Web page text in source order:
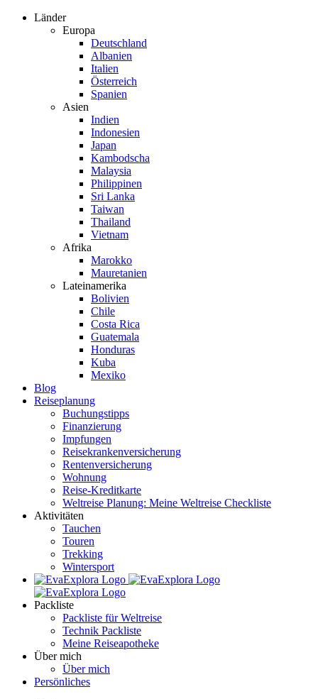
Zum
Länder
Europa
Deutschland
Albanien
Italien
Österreich
Spanien
Asien
Indien
Indonesien
Japan
Kambodscha
Malaysia
Philippinen
Sri Lanka
Taiwan
Thailand
Vietnam
Afrika
Marokko
Mauretanien
Lateinamerika
Bolivien
Chile
Costa Rica
Guatemala
Honduras
Kuba
Mexiko
Blog
Reiseplanung
Buchungstipps
Finanzierung
Impfungen
Reisekrankenversicherung
Rentenversicherung
Wohnung
Reise-Kreditkarte
Weltreise Planung: Meine Weltreise Checkliste
Aktivitäten
Tauchen
Touren
Trekking
Wintersport
Packliste
Packliste für Weltreise
Technik Packliste
Meine Reiseapotheke
Über mich
Über mich
Persönliches